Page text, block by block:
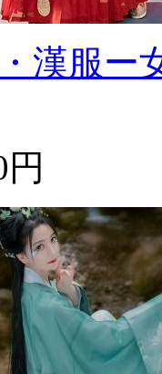
・漢服